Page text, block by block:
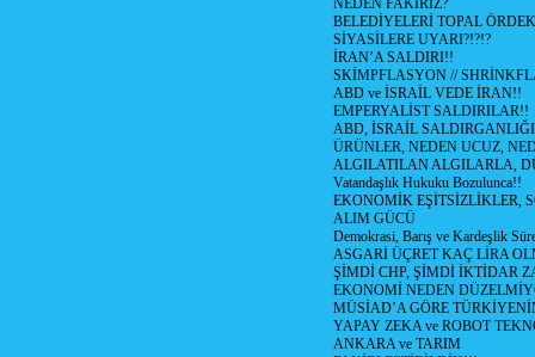
NEDEN FAKİRİZ?
BELEDİYELERİ TOPAL
SİYASİLERE UYARI?!?!?
İRAN’A SALDIRI!!
SKİMPFLASYON //
ABD ve İSRAİL VEDE İRAN!!
EMPERYALİST SALDIRILAR!!
ABD, İSRAİL SALDIRGANLIĞI
ÜRÜNLER, NEDEN UCUZ,
ALGILATILAN ALGILARLA,
Vatandaşlık Hukuku Bozulunca!!
EKONOMİK EŞİTSİZLİKLER,
ALIM GÜCÜ
Demokrasi, Barış ve Kardeşlik
ASGARİ ÜÇRET KAÇ LİRA
ŞİMDİ CHP, ŞİMDİ İKTİDAR
EKONOMİ NEDEN
MÜSİAD’A GÖRE
YAPAY ZEKA ve ROBOT
ANKARA ve TARIM